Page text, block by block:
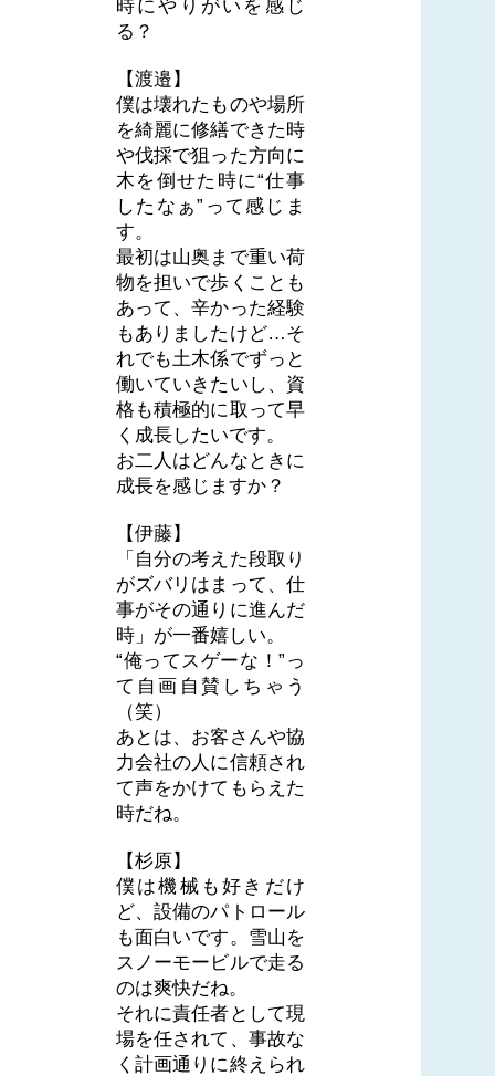
時にやりがいを感じ
る？
【渡邉】
僕は壊れたものや場所
を綺麗に修繕できた時
や伐採で狙った方向に
木を倒せた時に“仕事
したなぁ”って感じま
す。
最初は山奥まで重い荷
物を担いで歩くことも
あって、辛かった経験
もありましたけど…そ
れでも土木係でずっと
働いていきたいし、資
格も積極的に取って早
く成長したいです。
お二人はどんなときに
成長を感じますか？
【伊藤】
「自分の考えた段取り
がズバリはまって、仕
事がその通りに進んだ
時」が一番嬉しい。
“俺ってスゲーな！”っ
て自画自賛しちゃう
（笑）
あとは、お客さんや協
力会社の人に信頼され
て声をかけてもらえた
時だね。
【杉原】
僕は機械も好きだけ
ど、設備のパトロール
も面白いです。雪山を
スノーモービルで走る
のは爽快だね。
それに責任者として現
場を任されて、事故な
く計画通りに終えられ